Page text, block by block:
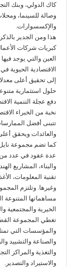
كاك الدولي، وبنك
وصالة للسينما،
والإكسسوارات.
هذا ومن الجدير
العين والتي يوجد
الاقتصادية الحيوية
إلى تحقيق أعلى
حلول استثمارية
دفع عجلة التنمية
نخبة من الخبراء
تتبنى أفضل
والعائدات ويحقق
عدة عقود في عدد من
والبناء، المشاريع
تقنية المعلومات،
وغيرها. وتلتزم
مساهماتها
الخيرية والمجتمعية
تغطي المجموعة
والمؤسسات التي
والصناعة والتشييد
والتغذية والمراكز
والاستيراد والتصدير.